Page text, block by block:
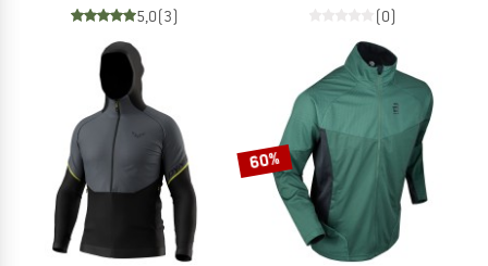
5,0(3) (0)
60%